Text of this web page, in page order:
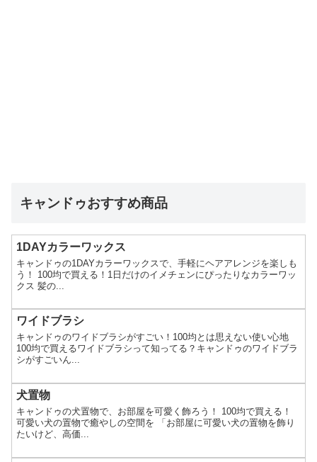
キャンドゥおすすめ商品
1DAYカラーワックス
キャンドゥの1DAYカラーワックスで、手軽にヘアアレンジを楽しも
う！ 100均で買える！1日だけのイメチェンにぴったりなカラーワッ
クス 髪の...
ワイドブラシ
キャンドゥのワイドブラシがすごい！100均とは思えない使い心地
100均で買えるワイドブラシって知ってる？キャンドゥのワイドブラ
シがすごいん...
犬置物
キャンドゥの犬置物で、お部屋を可愛く飾ろう！ 100均で買える！
可愛い犬の置物で癒やしの空間を 「お部屋に可愛い犬の置物を飾り
たいけど、高価...